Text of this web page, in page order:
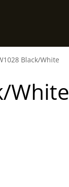
Black/White
White